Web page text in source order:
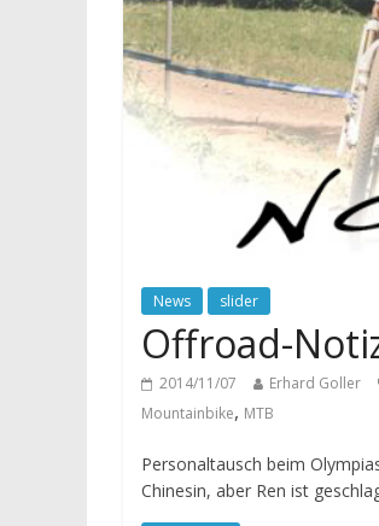
News slider
Offroad-
2014/11/07 Erhard Goller
Mountainbike, MTB
Personaltausch beim
Chinesin, aber Ren ist